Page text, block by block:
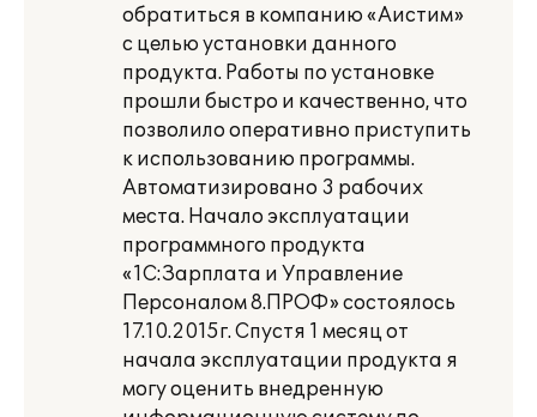
обратиться в компанию «Аистим»
с целью установки данного
продукта. Работы по установке
прошли быстро и качественно, что
позволило оперативно приступить
к использованию программы.
Автоматизировано 3 рабочих
места. Начало эксплуатации
программного продукта
«1С:Зарплата и Управление
Персоналом 8.ПРОФ» состоялось
17.10.2015г. Спустя 1 месяц от
начала эксплуатации продукта я
могу оценить внедренную